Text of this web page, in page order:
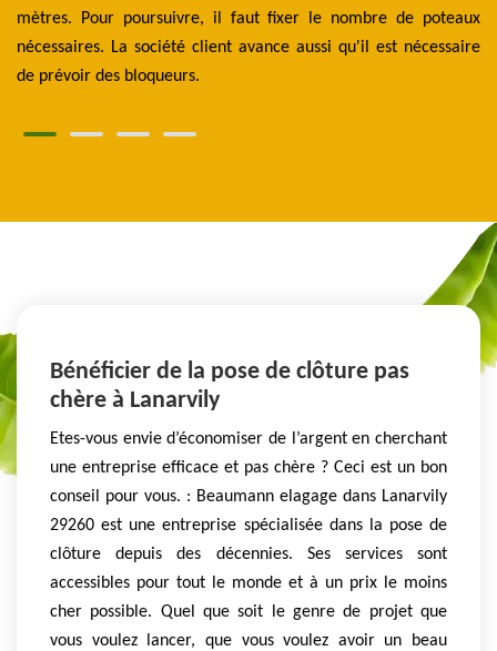
mètres. Pour poursuivre, il faut fixer le nombre de poteaux
nécessaires. La société client avance aussi qu'il est nécessaire
de prévoir des bloqueurs.
Bénéficier de la pose de clôture pas
chère à Lanarvily
Etes-vous envie d’économiser de l’argent en cherchant
une entreprise efficace et pas chère ? Ceci est un bon
conseil pour vous. : Beaumann elagage dans Lanarvily
29260 est une entreprise spécialisée dans la pose de
clôture depuis des décennies. Ses services sont
accessibles pour tout le monde et à un prix le moins
cher possible. Quel que soit le genre de projet que
vous voulez lancer, que vous voulez avoir un beau